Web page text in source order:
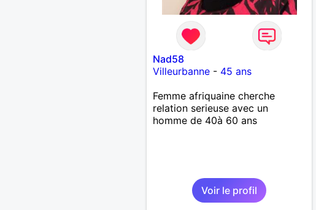
Nad58
Villeurbanne- 45 ans
Femme afriquaine cherche
relation serieuse avec un
homme de 40à 60 ans
Voir le profil